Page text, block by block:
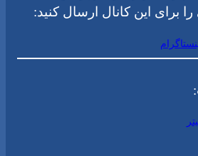
را برای این کانال ارسال کنید: